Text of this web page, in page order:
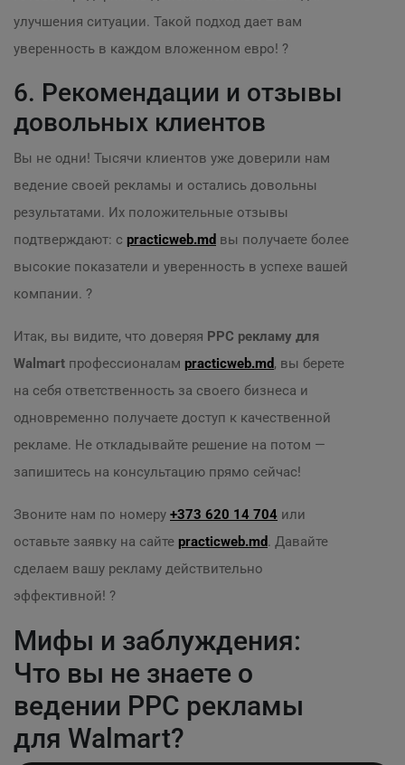
улучшения ситуации. Такой подход дает вам
уверенность в каждом вложенном евро! ?
6. Рекомендации и отзывы
довольных клиентов
Вы не одни! Тысячи клиентов уже доверили нам
ведение своей рекламы и остались довольны
результатами. Их положительные отзывы
подтверждают: с practicweb.md вы получаете более
высокие показатели и уверенность в успехе вашей
компании. ?
Итак, вы видите, что доверяя PPC рекламу для
Walmart профессионалам practicweb.md, вы берете
на себя ответственность за своего бизнеса и
одновременно получаете доступ к качественной
рекламе. Не откладывайте решение на потом —
запишитесь на консультацию прямо сейчас!
Звоните нам по номеру +373 620 14 704 или
оставьте заявку на сайте practicweb.md. Давайте
сделаем вашу рекламу действительно
эффективной! ?
Мифы и заблуждения:
Что вы не знаете о
ведении PPC рекламы
для Walmart?